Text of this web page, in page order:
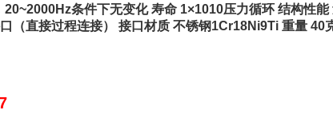
条件下无变化 寿命 1×1010压力循环 结构性能
（直接过程连接） 接口材质 不锈钢1Cr18Ni9Ti 重量 40